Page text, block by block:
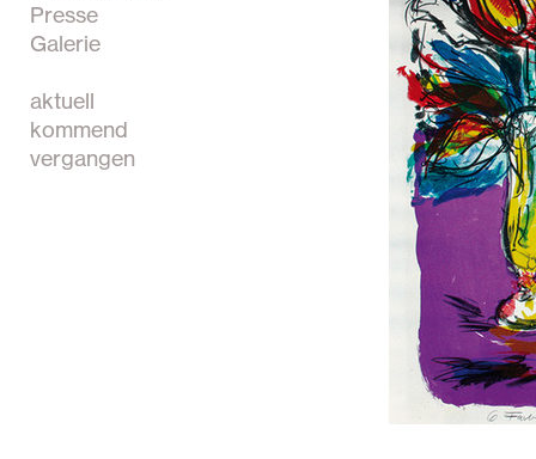
Presse
Galerie
aktuell
kommend
vergangen